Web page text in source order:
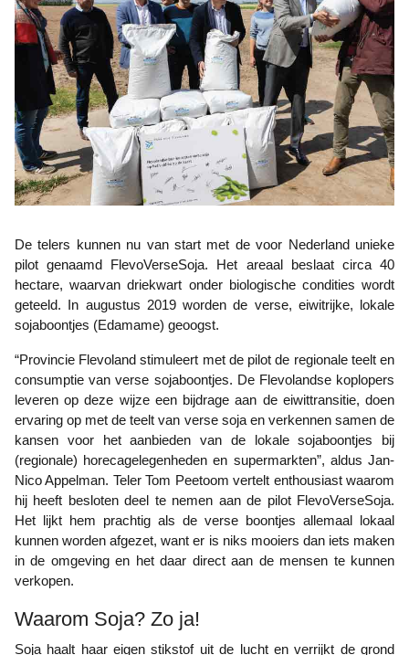
De telers kunnen nu van start met de voor Nederland unieke
pilot genaamd FlevoVerseSoja. Het areaal beslaat circa 40
hectare, waarvan driekwart onder biologische condities wordt
geteeld. In augustus 2019 worden de verse, eiwitrijke, lokale
sojaboontjes (Edamame) geoogst.
“Provincie Flevoland stimuleert met de pilot de regionale teelt en
consumptie van verse sojaboontjes. De Flevolandse koplopers
leveren op deze wijze een bijdrage aan de eiwittransitie, doen
ervaring op met de teelt van verse soja en verkennen samen de
kansen voor het aanbieden van de lokale sojaboontjes bij
(regionale) horecagelegenheden en supermarkten”, aldus Jan-
Nico Appelman. Teler Tom Peetoom vertelt enthousiast waarom
hij heeft besloten deel te nemen aan de pilot FlevoVerseSoja.
Het lijkt hem prachtig als de verse boontjes allemaal lokaal
kunnen worden afgezet, want er is niks mooiers dan iets maken
in de omgeving en het daar direct aan de mensen te kunnen
verkopen.
Waarom Soja? Zo ja!
Soja haalt haar eigen stikstof uit de lucht en verrijkt de grond